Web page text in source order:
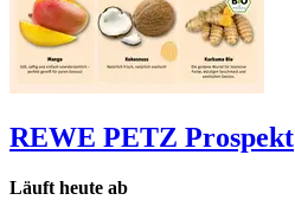
REWE PETZ Prospekt
Läuft heute ab